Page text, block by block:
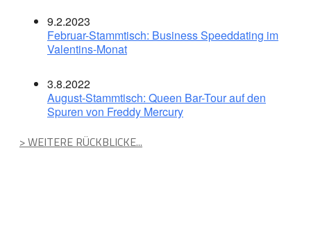
9.2.2023
Februar-Stammtisch: Business Speeddating im
Valentins-Monat
3.8.2022
August-Stammtisch: Queen Bar-Tour auf den
Spuren von Freddy Mercury
> WEITERE RÜCKBLICKE...